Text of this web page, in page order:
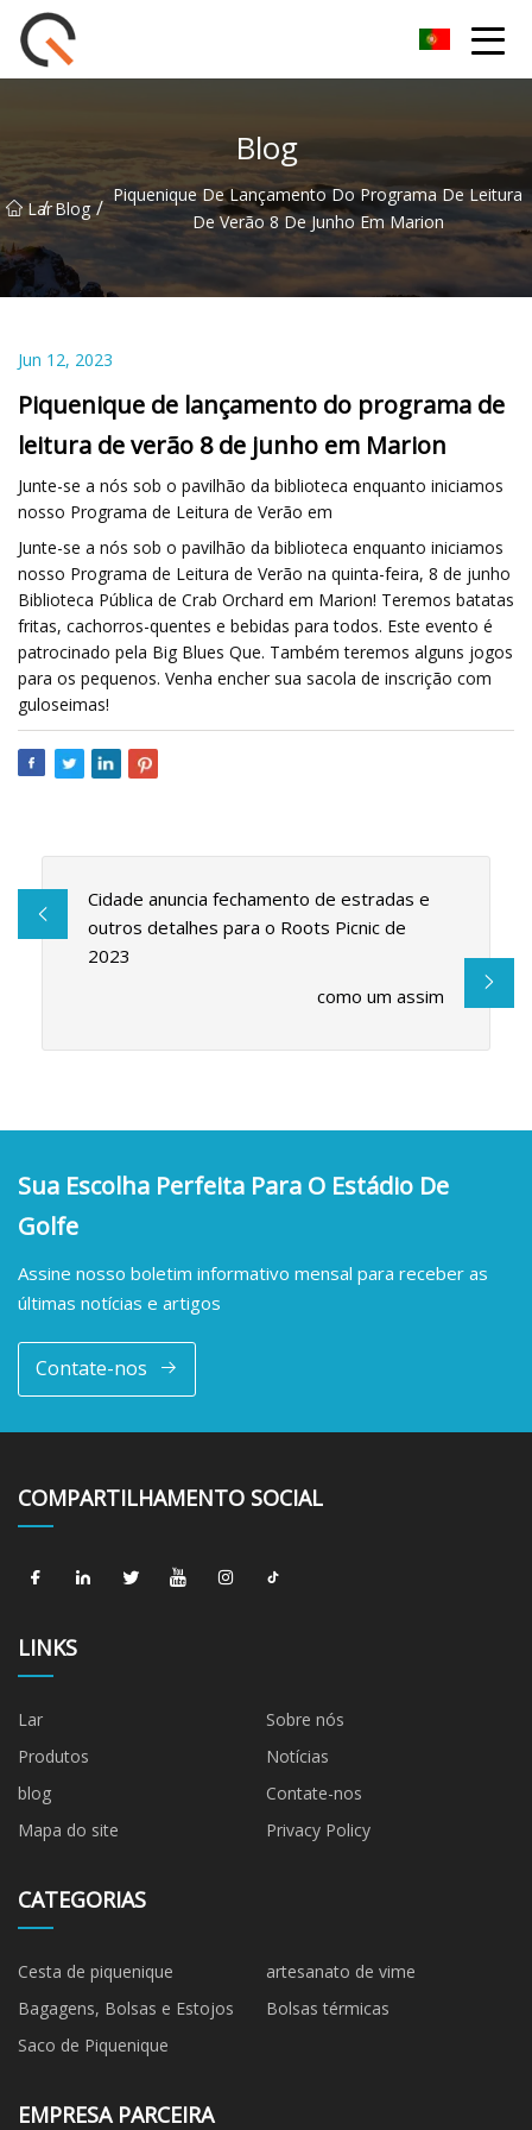
Blog
Lar
/ Blog / Piquenique De Lançamento Do Programa De Leitura
De Verão 8 De Junho Em Marion
Jun 12, 2023
Piquenique de lançamento do programa de
leitura de verão 8 de junho em Marion
Junte-se a nós sob o pavilhão da biblioteca enquanto iniciamos
nosso Programa de Leitura de Verão em
Junte-se a nós sob o pavilhão da biblioteca enquanto iniciamos
nosso Programa de Leitura de Verão na quinta-feira, 8 de junho
Biblioteca Pública de Crab Orchard em Marion! Teremos batatas
fritas, cachorros-quentes e bebidas para todos. Este evento é
patrocinado pela Big Blues Que. Também teremos alguns jogos
para os pequenos. Venha encher sua sacola de inscrição com
guloseimas!
Cidade anuncia fechamento de estradas e
outros detalhes para o Roots Picnic de
2023
como um assim
Sua Escolha Perfeita Para O Estádio De
Golfe
Assine nosso boletim informativo mensal para receber as
últimas notícias e artigos
Contate-nos
COMPARTILHAMENTO SOCIAL
LINKS
Lar
Sobre nós
Produtos
Notícias
blog
Contate-nos
Mapa do site
Privacy Policy
CATEGORIAS
Cesta de piquenique
artesanato de vime
Bagagens, Bolsas e Estojos
Bolsas térmicas
Saco de Piquenique
EMPRESA PARCEIRA